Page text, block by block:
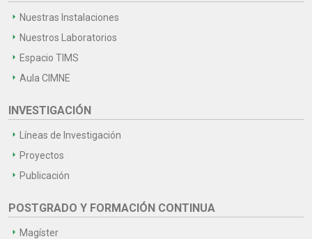
Nuestras Instalaciones
Nuestros Laboratorios
Espacio TIMS
Aula CIMNE
INVESTIGACIÓN
Líneas de Investigación
Proyectos
Publicación
POSTGRADO Y FORMACIÓN CONTINUA
Magíster